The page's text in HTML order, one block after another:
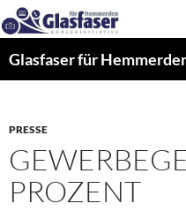
Zum
Inhalt
springen
Glasfaser für
PRESSE
PROZENT